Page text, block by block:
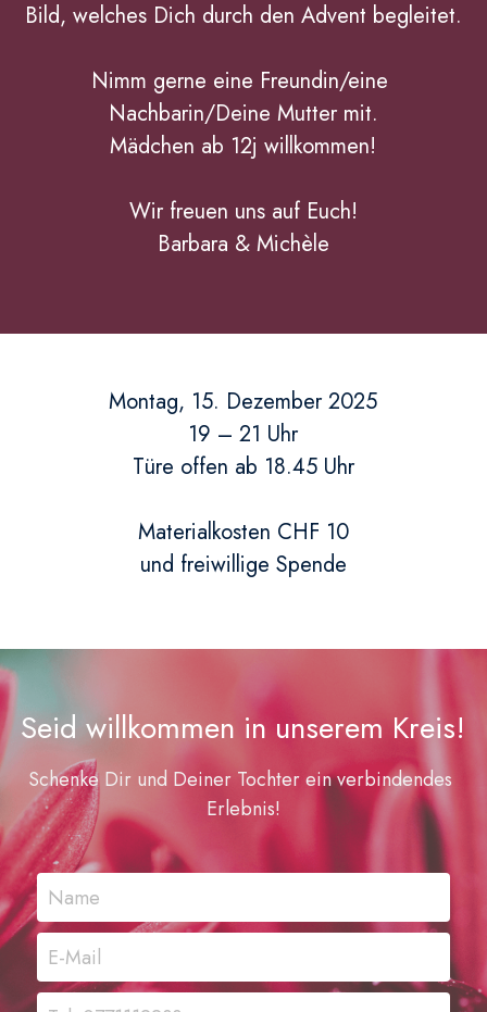
Bild, welches Dich durch den Advent begleitet.
Nimm gerne eine Freundin/eine
Nachbarin/Deine Mutter mit.
Mädchen ab 12j willkommen!
Wir freuen uns auf Euch!
Barbara & Michèle
Montag, 15. Dezember 2025
19 – 21 Uhr
Türe offen ab 18.45 Uhr
Materialkosten CHF 10
und freiwillige Spende
Seid willkommen in unserem Kreis!
Schenke Dir und Deiner Tochter ein verbindendes
Erlebnis!
Name
E-Mail